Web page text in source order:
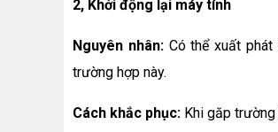
2, Khởi động lại máy tính
Nguyên nhân:Có thể xuất phát
trường hợp này.
Cách khắc phục: Khi găp